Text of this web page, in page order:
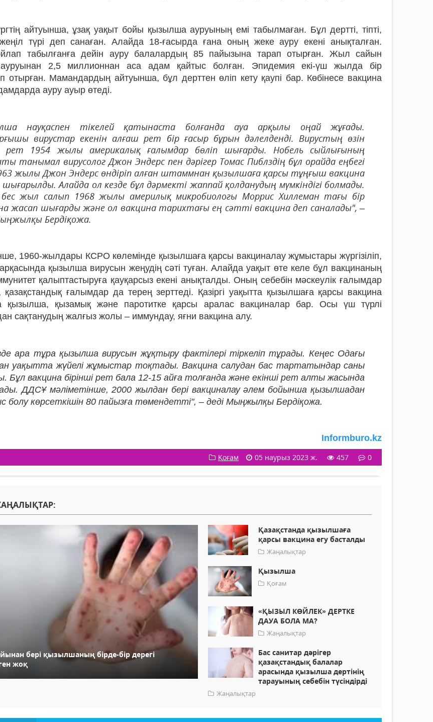
айтуынша, ұзақ уақыт бойы қызылша ауруының емі табылмаған. Бұл дертті, тіпті,
түрі деп санаған. Алайда 18-ғасырда ғана оның жеке ауру екені анықталған.
табылғанға дейін ауру балалардың 85 пайызына тарап отырған. Жыл сайын
2,5 миллионнан аса адам қайтыс болған. Эпидемия екі-үш жылда бір
отырған. Мамандардың айтуынша, бұл дерттен өліп кету қаупі бар. Көбінесе вакцина
ауру ауыр өтеді.
науқаспен тікелей қатынаста болғанда ауа арқылы оңай жұғады.
вирустар екенін алғаш рет бір ғасыр бұрын дәлелденді. Вирустың өзін
рет 1954 жылы америкалық ғалымдар бөліп шығарды. Нобель сыйлығының
танымал вирусолог Джон Эндерс пен дәрігер Томас Пиблздің бұл орайда еңбегі
жылы Джон Эндерс өндіріп алған штаммнан қызылшаға қарсы тұңғыш вакцина
Алайда ол кезде бұл дәрмекті жаппай қолданудың мүмкіндігі болмады.
бес жыл салып 1968 жылы америлық микробиологы Моррис Хиллеман тағы бір
жасап шығарды және ол вакцина тарихтағы ең сәтті вакцина деп саналады", –
Бердіқожа.
1960-жылдары КСРО көлемінде қызылшаға қарсы вакциналау жұмыстары жүргізіліп,
қызылша вирусын жеңудің сәті туған. Алайда уақыт өте келе бұл вакцинаның
қалыптастыруға қауқарсыз екені анықталды. Оның себебін мәскеулік ғалымдар
қазақстандық ғалымдар да терең зерттеді. Қазіргі уақытта қызылшаға қарсы вакцина
қызылша, қызамық және паротитке қарсы аралас вакциналар бар. Осы үш түрлі
сақтанудың жалғыз жолы – иммундау, яғни вакцина алу.
ара тұра қызылша вирусын жұқтыру фактілері тіркеліп тұрады. Кеңес Одағы
уақытта жүйелі жұмыстар тоқтады. Вакцина салудан бас тартатындар саны
Бұл вакцина бірінші рет бала 12-15 айға толғанда және екінші рет алты жасында
ДДСҰ мәліметінше, 2000 жылдан бері вакциналау әлем бойынша қызылшадан
болу көрсеткішін 80 пайызға төмендетті", – деді Мыңжылқы Бердіқожа.
Іnformburo.kz
Қоғам 05 наурыз 2023 ж. 457 0
бері қызылшаның бірде-бір дерегі
жоқ
Қазақстанда қызылшаға
қарсы вакцина егу басталды
Жаңалықтар
Қызылша
Қоғам
«ҚЫЗЫЛ КӨЙЛЕК» ДЕРТКЕ
ДАУА БОЛА МА?
Жаңалықтар
Бас санитар дәрігер
қазақстандық балалар
арасында қызылша дертінің
тарауының себебін түсіндірді
Жаңалықтар